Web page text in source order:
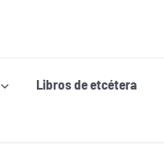
Libros de etcétera